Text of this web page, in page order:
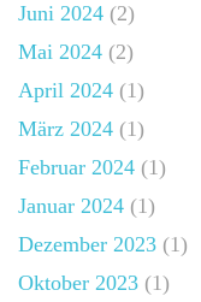
Juni 2024 (2)
Mai 2024 (2)
April 2024 (1)
März 2024 (1)
Februar 2024 (1)
Januar 2024 (1)
Dezember 2023 (1)
Oktober 2023 (1)